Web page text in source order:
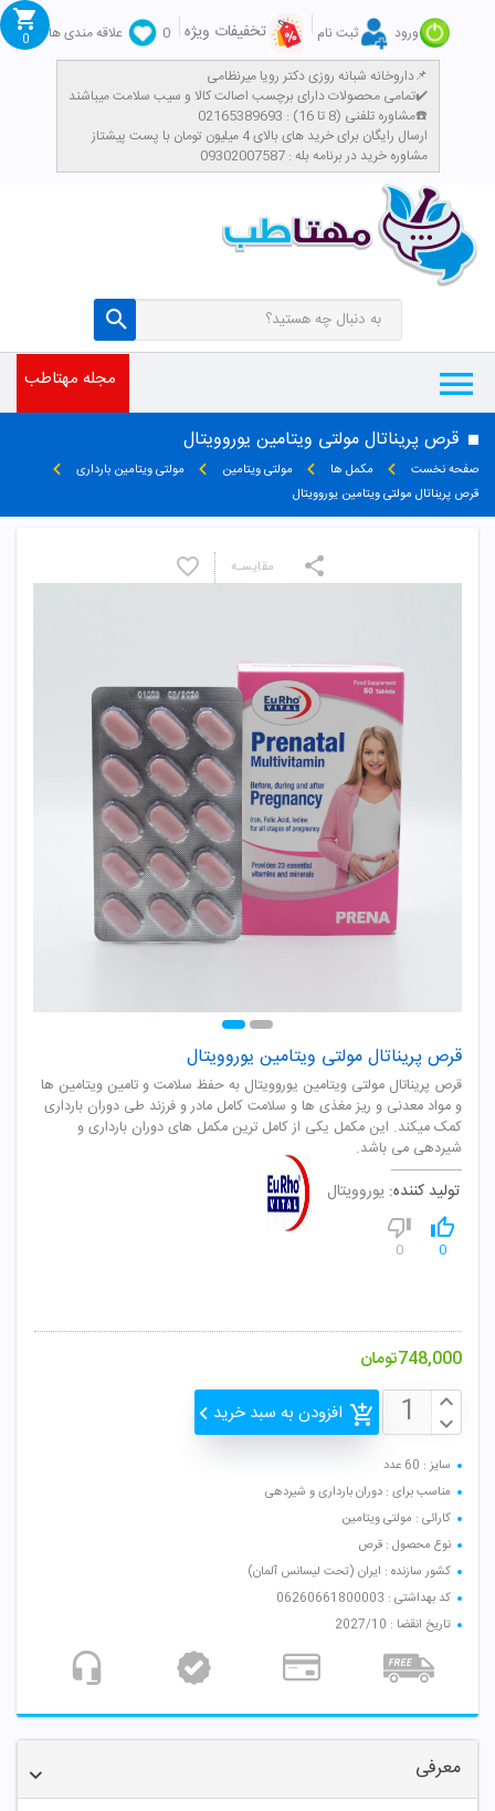
ورود ثبت نام تخفیفات ویژه 0
علاقه مندی ها
داروخانه شبانه روزی دکتر رویا میرنظامی📌
تمامی محصولات دارای برچسب اصالت کالا و سیب سلامت میباشند✔️
مشاوره تلفنی (8 تا 16) : 02165389693☎️
​ارسال رایگان برای خرید های بالای 4 میلیون تومان با پست پیشتاز
مشاوره خرید در برنامه بله : 09302007587
0
مجله مهتاطب
قرص پریناتال مولتی ویتامین یوروویتال
صفحه نخست مکمل ها مولتی ویتامین
مولتی ویتامین بارداری
قرص پریناتال مولتی ویتامین یوروویتال
قرص پریناتال مولتی ویتامین یوروویتال
قرص پریناتال مولتی ویتامین یوروویتال به حفظ سلامت و تامين ويتامين ها
و مواد معدنی و ريز مغذی ها و سلامت کامل مادر و فرزند طی دوران بارداری
کمک ميکند. این مکمل یکی از کامل ترین مکمل های دوران بارداری و
شیردهی می باشد.
تولید کننده: یوروویتال
0
0
748,000تومان
افزودن به سبد خرید
مقایسـه
سایز : 60 عدد
مناسب برای : دوران بارداری و شیردهی
کارائی : مولتی ویتامین
نوع محصول : قرص
کشور سازنده : ایران (تحت لیسانس آلمان)
کد بهداشتی : 06260661800003
تاریخ انقضا : 2027/10
معرفی